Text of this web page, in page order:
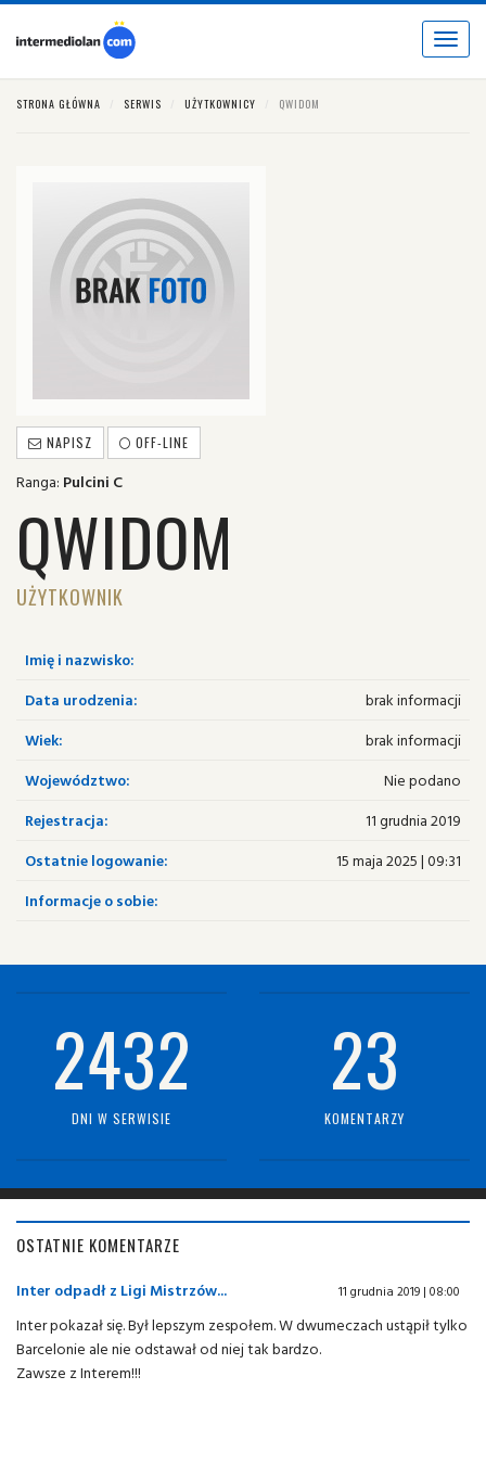
Toggle
STRONA GŁÓWNA SERWIS UŻYTKOWNICY QWIDOM
NAPISZ OFF-LINE
Ranga: Pulcini C
QWIDOM
UŻYTKOWNIK
Imię i nazwisko:
Data urodzenia:
brak informacji
Wiek:
brak informacji
Województwo:
Nie podano
Rejestracja:
11 grudnia 2019
Ostatnie logowanie:
15 maja 2025 | 09:31
Informacje o sobie:
2432
DNI W SERWISIE
23
KOMENTARZY
OSTATNIE KOMENTARZE
Inter odpadł z Ligi Mistrzów... 11 grudnia 2019 | 08:00
Inter pokazał się. Był lepszym zespołem. W dwumeczach ustąpił tylko
Barcelonie ale nie odstawał od niej tak bardzo.
Zawsze z Interem!!!